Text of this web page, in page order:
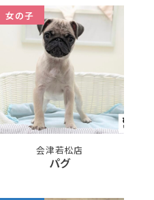
女の子
会津若松店
パグ